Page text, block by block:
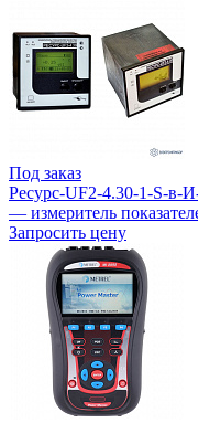
Под заказ
Ресурс-UF2-4.30-1-S-в-
— измеритель
Запросить цену